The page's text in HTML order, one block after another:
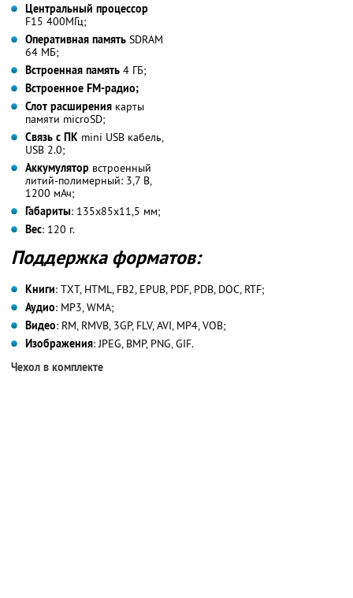
Центральный процессор
F15 400МГц;
Оперативная память SDRAM
64 МБ;
Встроенная память 4 ГБ;
Встроенное FM-радио;
Слот расширения карты
памяти microSD;
Связь с ПК mini USB кабель,
USB 2.0;
Аккумулятор встроенный
литий-полимерный: 3,7 В,
1200 мАч;
Габариты: 135x85x11,5 мм;
Вес: 120 г.
Поддержка форматов:
Книги: TXT, HTML, FB2, EPUB, PDF, PDB, DOC, RTF;
Аудио: MP3, WMA;
Видео: RM, RMVB, 3GP, FLV, AVI, MP4, VOB;
Изображения: JPEG, BMP, PNG, GIF.
Чехол в комплекте